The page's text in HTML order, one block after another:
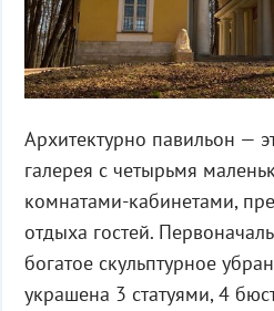
Архитектурно павильон —
галерея с четырьмя
комнатами-кабинетами,
отдыха гостей.
богатое скульптурное
украшена 3 статуями, 4